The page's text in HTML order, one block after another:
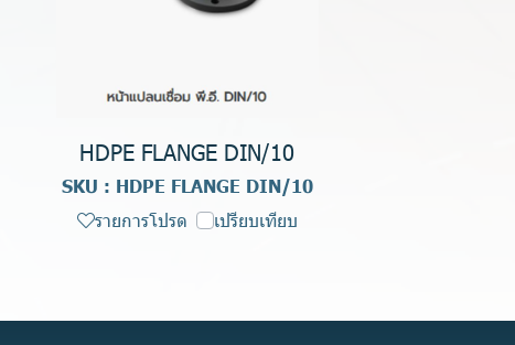
HDPE FLANGE DIN/10
SKU : HDPE FLANGE DIN/10
รายการโปรด เปรียบเทียบ